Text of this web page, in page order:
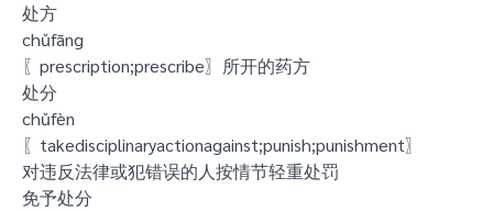
处方
chǔfāng
〖prescription;prescribe〗所开的药方
处分
chǔfèn
〖takedisciplinaryactionagainst;punish;punishment〗
对违反法律或犯错误的人按情节轻重处罚
免予处分